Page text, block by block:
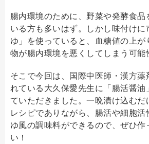
腸内環境のために、野菜や発酵食品
いる方も多いはず。しかし味付けに
ゆ」を使っていると、血糖値の上が
物が腸内環境を悪くしてしまう可能
そこで今回は、国際中医師・漢方薬
れている大久保愛先生に「腸活醤油
ていただきました。一晩漬け込むだ
レシピでありながら、腸活や細胞
ゆ風の調味料ができるので、ぜひ作
い！